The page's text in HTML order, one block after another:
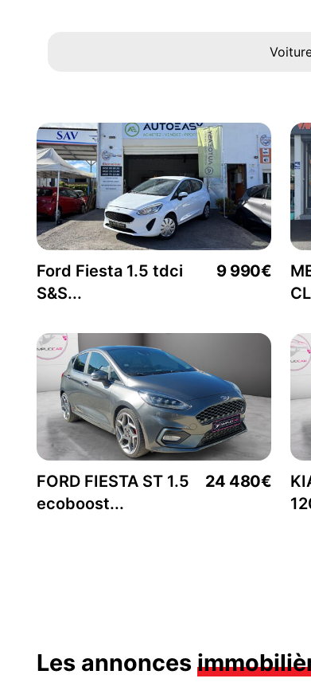
Ford Fiesta 1.5 tdci
S&S...
9 990€
FORD FIESTA ST 1.5
ecoboost...
24 480€
Les annonces